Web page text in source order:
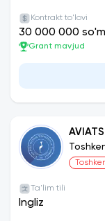
Kontrakt to'lovi
30 000 000
Grant mavjud
Ta'lim tili
Ingliz